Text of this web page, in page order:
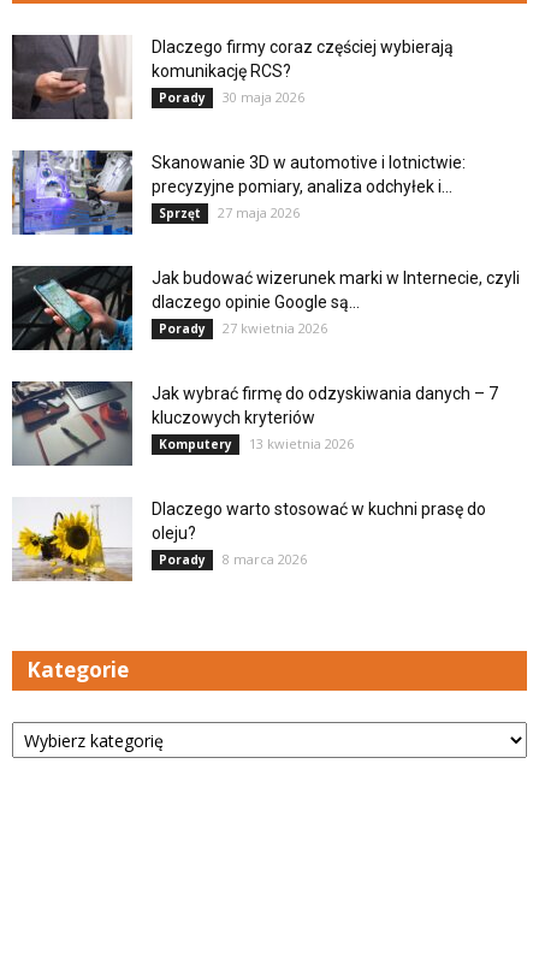
Dlaczego firmy coraz częściej wybierają
komunikację RCS?
Porady 30 maja 2026
Skanowanie 3D w automotive i lotnictwie:
precyzyjne pomiary, analiza odchyłek i...
Sprzęt 27 maja 2026
Jak budować wizerunek marki w Internecie, czyli
dlaczego opinie Google są...
Porady 27 kwietnia 2026
Jak wybrać firmę do odzyskiwania danych – 7
kluczowych kryteriów
Komputery 13 kwietnia 2026
Dlaczego warto stosować w kuchni prasę do
oleju?
Porady 8 marca 2026
Kategorie
Kategorie